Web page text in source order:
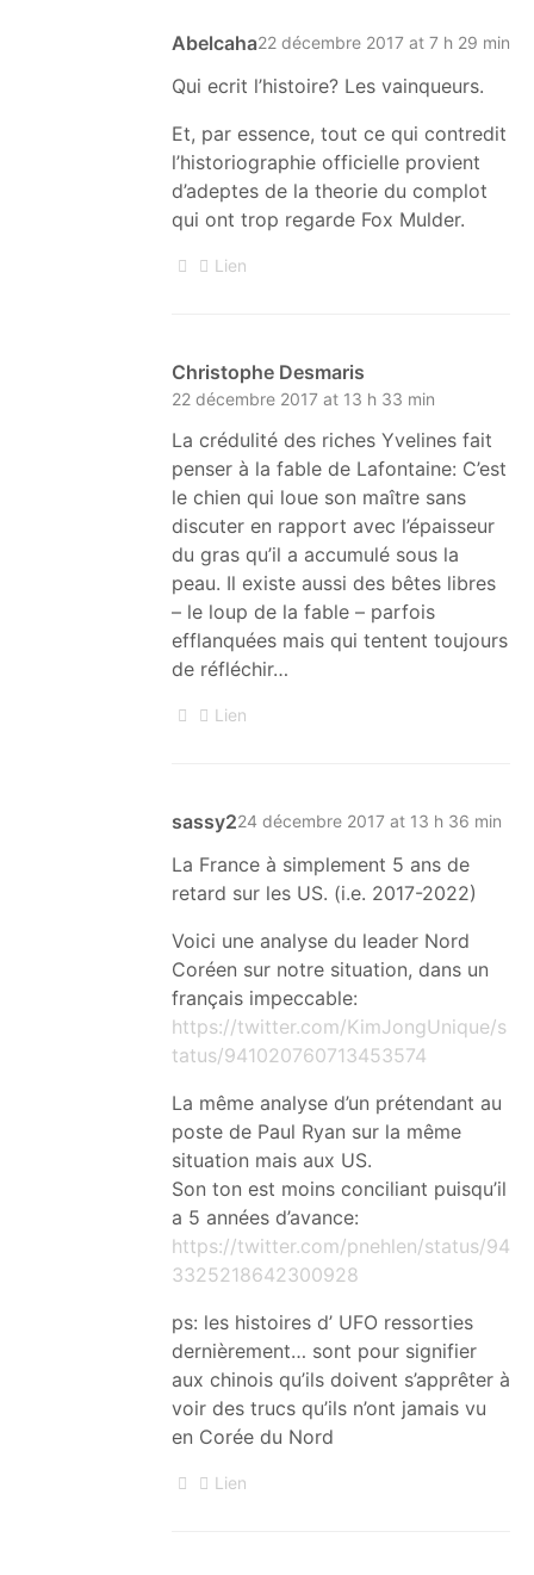
Abelcaha22 décembre 2017 at 7 h 29 min
Qui ecrit l’histoire? Les vainqueurs.
Et, par essence, tout ce qui contredit
l’historiographie officielle provient
d’adeptes de la theorie du complot
qui ont trop regarde Fox Mulder.
Lien
Christophe Desmaris
22 décembre 2017 at 13 h 33 min
La crédulité des riches Yvelines fait
penser à la fable de Lafontaine: C’est
le chien qui loue son maître sans
discuter en rapport avec l’épaisseur
du gras qu’il a accumulé sous la
peau. Il existe aussi des bêtes libres
– le loup de la fable – parfois
efflanquées mais qui tentent toujours
de réfléchir…
Lien
sassy224 décembre 2017 at 13 h 36 min
La France à simplement 5 ans de
retard sur les US. (i.e. 2017-2022)
Voici une analyse du leader Nord
Coréen sur notre situation, dans un
français impeccable:
https://twitter.com/KimJongUnique/s
tatus/941020760713453574
La même analyse d’un prétendant au
poste de Paul Ryan sur la même
situation mais aux US.
Son ton est moins conciliant puisqu’il
a 5 années d’avance:
https://twitter.com/pnehlen/status/94
3325218642300928
ps: les histoires d’ UFO ressorties
dernièrement… sont pour signifier
aux chinois qu’ils doivent s’apprêter à
voir des trucs qu’ils n’ont jamais vu
en Corée du Nord
Lien